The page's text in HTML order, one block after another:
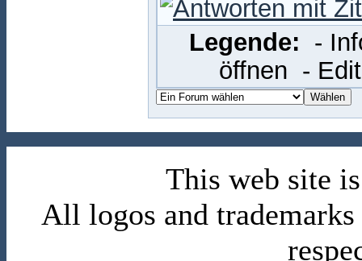
Legende:
-
öffnen -
This web site
All logos and